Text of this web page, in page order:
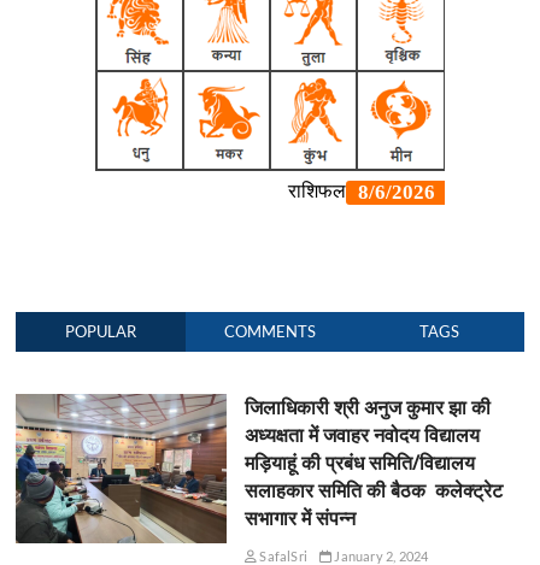
POPULAR COMMENTS TAGS
जिलाधिकारी श्री अनुज कुमार झा की
अध्यक्षता में जवाहर नवोदय विद्यालय
मड़ियाहूं की प्रबंध समिति/विद्यालय
सलाहकार समिति की बैठक कलेक्ट्रेट
सभागार में संपन्न
SafalSri
January 2, 2024